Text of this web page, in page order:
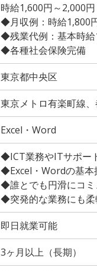
時給1,600円～2,000
◆月収例：時給1,800
◆残業代例：基本時給
◆各種社会保険完備
東京都中央区
東京メトロ有楽町線
Excel・Word
◆ICT業務やITサポー
◆Excel・Wordの基本
◆誰とでも円滑にコ
◆突発的な業務にも
即日就業可能
3ヶ月以上（長期）